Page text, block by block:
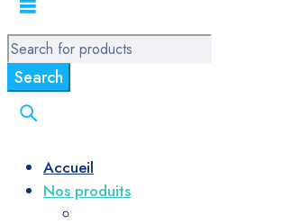
Accueil
Nos produits